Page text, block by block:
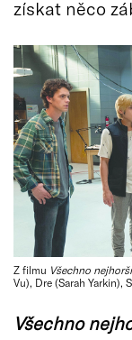
získat něco
Z filmu Všechno
Vu), Dre (Sarah Yarkin),
Všechno